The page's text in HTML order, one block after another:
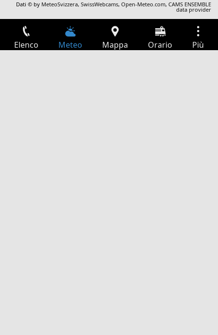
Dati © by MeteoSvizzera,SwissWebcams,Open-Meteo.com,CAMS ENSEMBLE
data provider
Elenco Meteo Mappa Orario Più